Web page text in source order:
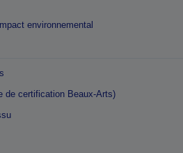
environnemental
de certification Beaux-Arts)